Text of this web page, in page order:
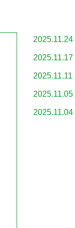
2025.11.24
2025.11.17
2025.11.11
2025.11.05
2025.11.04